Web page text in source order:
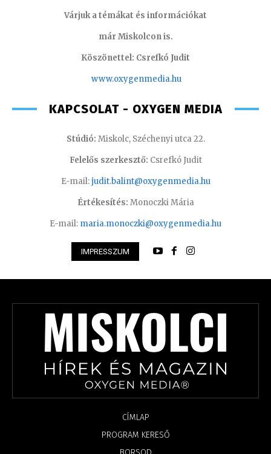
Várjuk a témákat és információkat
már Miskolcon is.
Köszönettel: Csrefkó Judit
www.oxygenmedia.hu
KAPCSOLAT - OXYGEN MEDIA
Stúdió: Miskolc, Széchenyi utca 22.
Felelős szerkesztő: Csrefkó Judit
E-mail:judit.balint@oxygenmedia.hu
Értékesítés: Monoczki Mária
E-mail: maria.monoczki@oxygenmedia.hu
IMPRESSZUM
CÍMLAP
PROGRAM KERESŐ